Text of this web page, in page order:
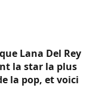
Lana Del Rey
la star la plus
la pop, et voici